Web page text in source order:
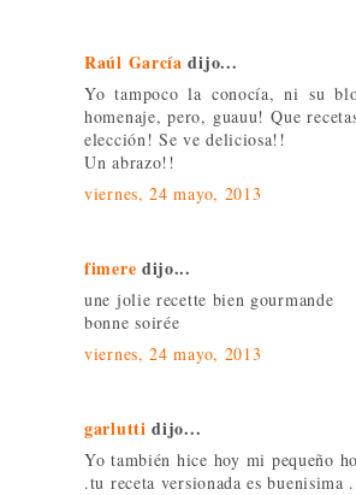
Raúl García dijo...
Yo tampoco la conocía, ni su
homenaje, pero, guauu! Que
elección! Se ve deliciosa!!
Un abrazo!!
viernes, 24 mayo, 2013
fimere dijo...
une jolie recette bien gourmande
bonne soirée
viernes, 24 mayo, 2013
garlutti dijo...
Yo también hice hoy mi pequeño
.tu receta versionada es buenisima